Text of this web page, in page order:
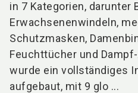
in 7 Kategorien, darunter
Erwachsenenwindeln,
Schutzmasken,
Feuchttücher und
wurde ein vollständiges
aufgebaut, mit 9 glo ...